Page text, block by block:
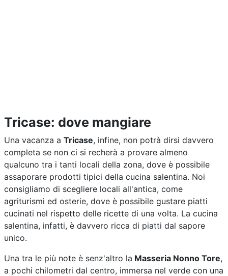
Tricase: dove mangiare
Una vacanza a Tricase, infine, non potrà dirsi davvero
completa se non ci si recherà a provare almeno
qualcuno tra i tanti locali della zona, dove è possibile
assaporare prodotti tipici della cucina salentina. Noi
consigliamo di scegliere locali all'antica, come
agriturismi ed osterie, dove è possibile gustare piatti
cucinati nel rispetto delle ricette di una volta. La cucina
salentina, infatti, è davvero ricca di piatti dal sapore
unico.
Una tra le più note è senz'altro la Masseria Nonno Tore,
a pochi chilometri dal centro, immersa nel verde con una